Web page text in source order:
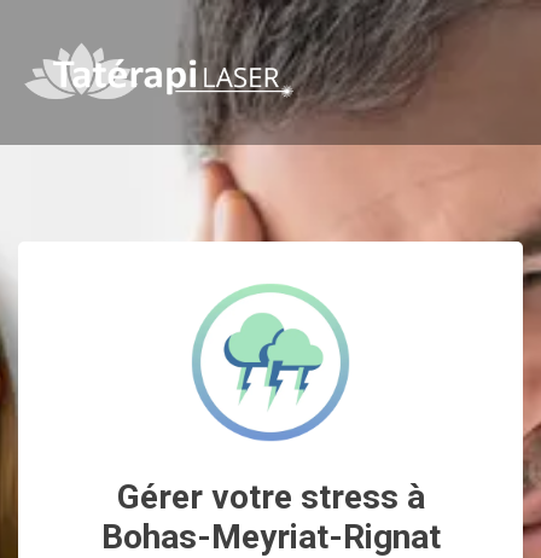
Gérer votre stress à
Bohas-Meyriat-Rignat